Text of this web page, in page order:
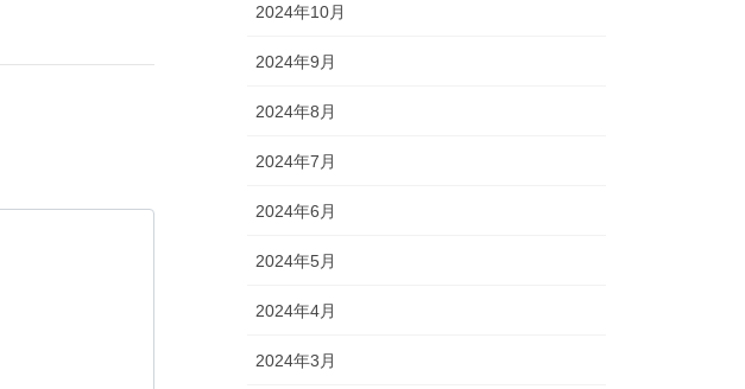
2024年10月
2024年9月
2024年8月
2024年7月
2024年6月
2024年5月
2024年4月
2024年3月